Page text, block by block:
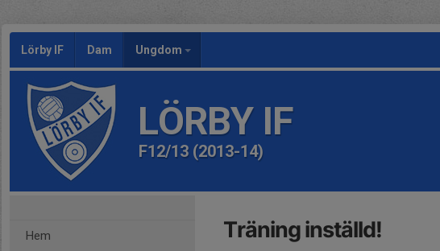
Lörby IF Dam Ungdom
LÖRBY IF
F12/13 (2013-14)
Hem Träning inställd!